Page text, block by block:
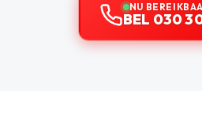
NU
BEL 030